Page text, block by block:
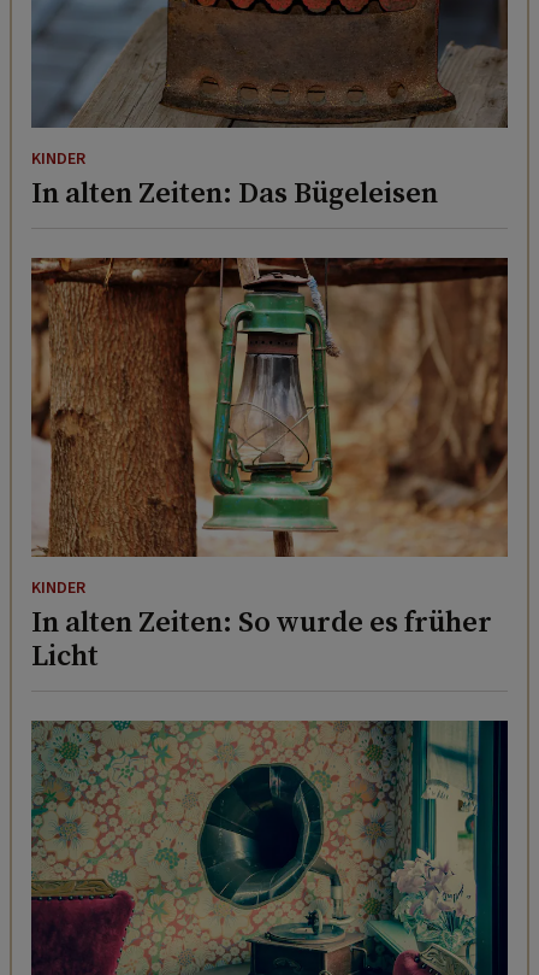
KINDER
In alten Zeiten: Das Bügeleisen
KINDER
In alten Zeiten: So wurde es früher
Licht